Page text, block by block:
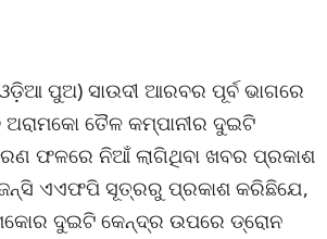
ପୁଅ) ସାଉଦୀ ଆରବର ପୂର୍ବ ଭାଗରେ
ତୈଳ କମ୍ପାନୀର ଦୁଇଟି
ଫଳରେ ନିଆଁ ଲାଗିଥିବା ଖବର ପ୍ରକାଶ
ଏଏଫପି ସୂତ୍ରରୁ ପ୍ରକାଶ କରିଛିଯେ,
ଦୁଇଟି କେନ୍ଦ୍ର ଉପରେ ଡ୍ରୋନ